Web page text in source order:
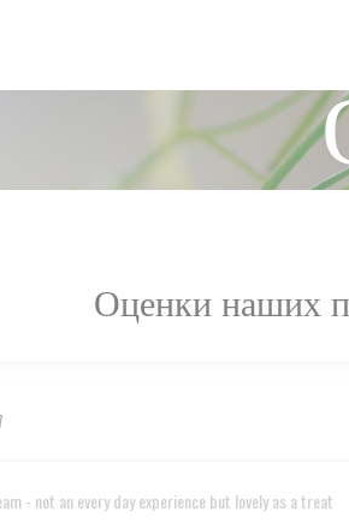
Оценки наших
- not an every day experience but lovely as a treat